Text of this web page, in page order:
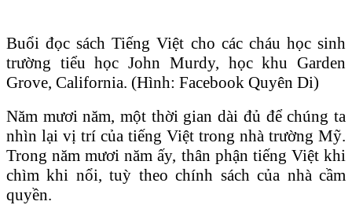
Buổi đọc sách Tiếng Việt cho các cháu học sinh
trường tiểu học John Murdy, học khu Garden
Grove, California. (Hình: Facebook Quyên Di)
Năm mươi năm, một thời gian dài đủ để chúng ta
nhìn lại vị trí của tiếng Việt trong nhà trường Mỹ.
Trong năm mươi năm ấy, thân phận tiếng Việt khi
chìm khi nổi, tuỳ theo chính sách của nhà cầm
quyền.